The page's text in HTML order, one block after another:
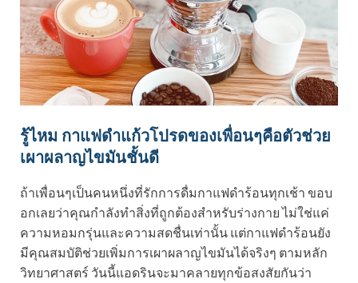
รู้ไหม กาแฟดำแก้วโปรดของเพื่อนๆคือตัวช่วย
เผาผลาญไขมันชั้นดี
ถ้าเพื่อนๆเป็นคนหนึ่งที่รักการดื่มกาแฟดำร้อนทุกเช้า ขอบ
อกเลยว่าคุณกำลังทำสิ่งที่ถูกต้องสำหรับร่างกาย ไม่ใช่แค่
ความหอมกรุ่นและความสดชื่นเท่านั้น แต่กาแฟดำร้อนยัง
มีคุณสมบัติช่วยเพิ่มการเผาผลาญไขมันได้จริงๆ ตามหลัก
วิทยาศาสตร์ วันนี้แอดรินจะมาคลายทุกข้อสงสัยกันว่า